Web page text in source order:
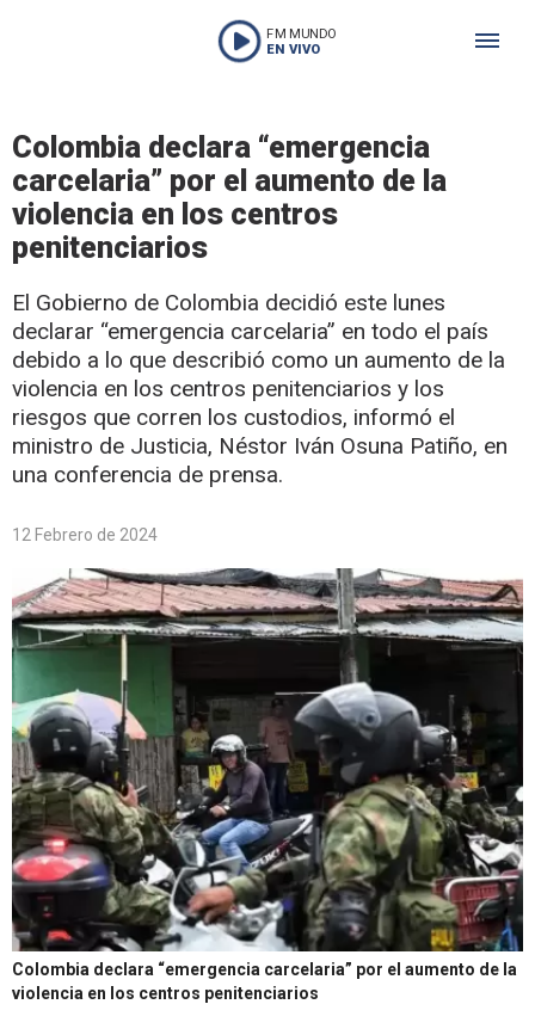
FM MUNDO
EN VIVO
Colombia declara “emergencia
carcelaria” por el aumento de la
violencia en los centros
penitenciarios
El Gobierno de Colombia decidió este lunes
declarar “emergencia carcelaria” en todo el país
debido a lo que describió como un aumento de la
violencia en los centros penitenciarios y los
riesgos que corren los custodios, informó el
ministro de Justicia, Néstor Iván Osuna Patiño, en
una conferencia de prensa.
12 Febrero de 2024
Colombia declara “emergencia carcelaria” por el aumento de la
violencia en los centros penitenciarios